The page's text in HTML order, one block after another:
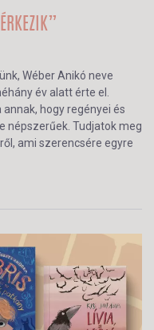
Wéber Anikó neve
év alatt érte el.
hogy regényei és
népszerűek. Tudjatok meg
ami szerencsére egyre